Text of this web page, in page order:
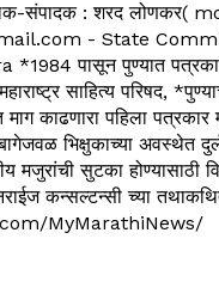
संपादक : शरद लोणकर(
- State
पासून पुण्यात
साहित्य परिषद,
माग काढणारा पहिला
भिक्षुकाच्या अवस्थेत
मजुरांची सुटका
कन्सल्टन्सी च्या
MyMarathiNews/